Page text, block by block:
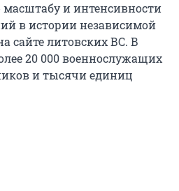
и интенсивности
в истории независимой
сайте литовских ВС. В
20 000 военнослужащих
и тысячи единиц